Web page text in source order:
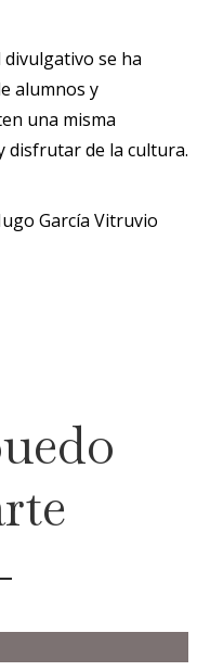
divulgativo se ha
alumnos y
una misma
disfrutar de la cultura.